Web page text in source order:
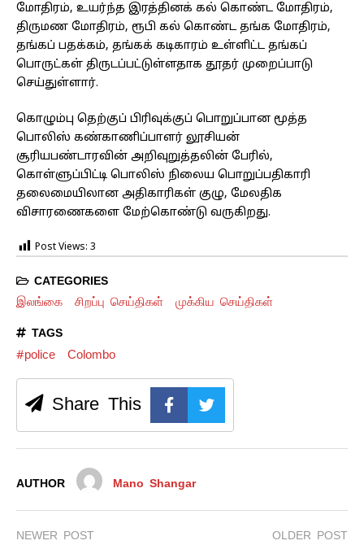
மோதிரம், உயர்ந்த இரத்தினக் கல் கொண்ட மோதிரம்,
திருமண மோதிரம், ரூபி கல் கொண்ட தங்க மோதிரம்,
தங்கப் பதக்கம், தங்கக் கடிகாரம் உள்ளிட்ட தங்கப்
பொருட்கள் திருடப்பட்டுள்ளதாக தூதர் முறைப்பாடு
செய்துள்ளார்.
கொழும்பு தெற்குப் பிரிவுக்குப் பொறுப்பான மூத்த
பொலிஸ் கண்காணிப்பாளர் லூசியன்
சூரியபண்டாரவின் அறிவுறுத்தலின் பேரில்,
கொள்ளுப்பிட்டி பொலிஸ் நிலைய பொறுப்பதிகாரி
தலைமையிலான அதிகாரிகள் குழு, மேலதிக
விசாரணைகளை மேற்கொண்டு வருகிறது.
Post Views: 3
CATEGORIES
இலங்கை சிறப்பு செய்திகள் முக்கிய செய்திகள்
TAGS
#police Colombo
Share This
AUTHOR Mano Shangar
NEWER POST OLDER POST